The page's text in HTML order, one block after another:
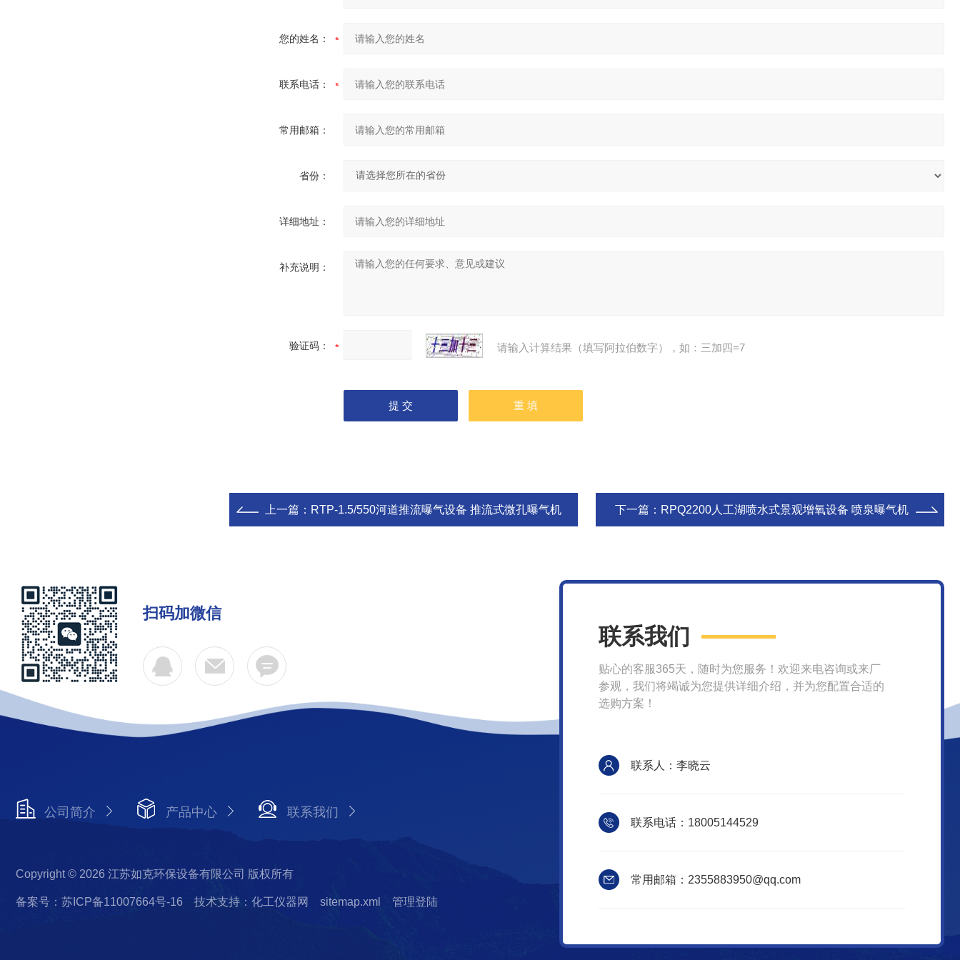
您的姓名：
联系电话：
常用邮箱：
省份：
详细地址：
补充说明：
验证码： 请输入计算结果（填写阿拉伯数字），如：三加四=7
上一篇： RTP-1.5/550河道推流曝气设备 推流式微孔曝气机 下一篇： RPQ2200人工湖喷水式景观增氧设备 喷泉曝气机
扫码加微信
公司简介 产品中心 联系我们
Copyright © 2026 江苏如克环保设备有限公司 版权所有
备案号：苏ICP备11007664号-16 技术支持：化工仪器网 sitemap.xml 管理登陆
联系我们
贴心的客服365天，随时为您服务！欢迎来电咨询或来厂
参观，我们将竭诚为您提供详细介绍，并为您配置合适的
选购方案！
联系人：李晓云
联系电话：18005144529
常用邮箱：2355883950@qq.com